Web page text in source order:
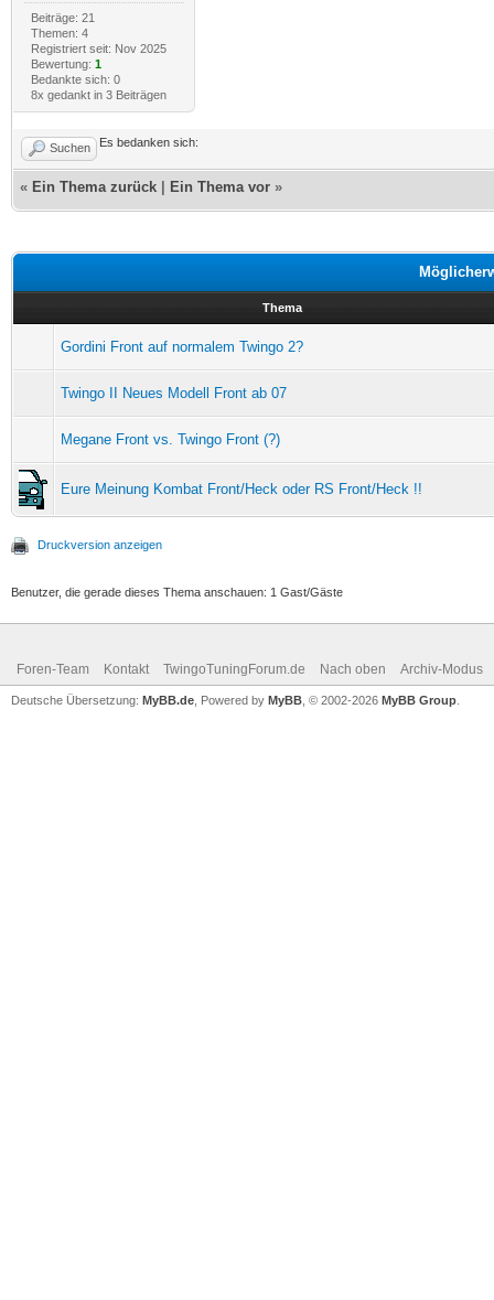
Beiträge: 21
Themen: 4
Registriert seit: Nov 2025
Bewertung: 1
Bedankte sich: 0
8x gedankt in 3 Beiträgen
Suchen Es bedanken sich:
« Ein Thema zurück Ein Thema vor »
Thema
Gordini Front auf normalem Twingo 2?
Twingo II Neues Modell Front ab 07
Megane Front vs. Twingo Front (?)
Eure Meinung Kombat Front/Heck oder RS Front/Heck !!
Druckversion anzeigen
Benutzer, die gerade dieses Thema anschauen: 1 Gast/Gäste
Foren-Team Kontakt TwingoTuningForum.de Nach oben Archiv-Modus
Deutsche Übersetzung: MyBB.de , Powered by MyBB , © 2002-2026 MyBB Group